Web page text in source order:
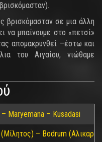
βρισκόμασταν σε μια άλλη
να μπαίνουμε στο «πετσί»
απομακρυνθεί –έστω και
του Αιγαίου, νιώθαμε
Maryemana – Kusadasi
– Bodrum